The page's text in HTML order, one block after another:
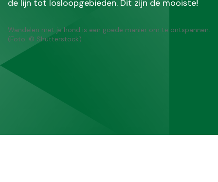
de lijn tot losloopgebieden. Dit zijn de mooiste!
Wandelen met je hond is een goede manier om te ontspannen.
(Foto: © Shutterstock)